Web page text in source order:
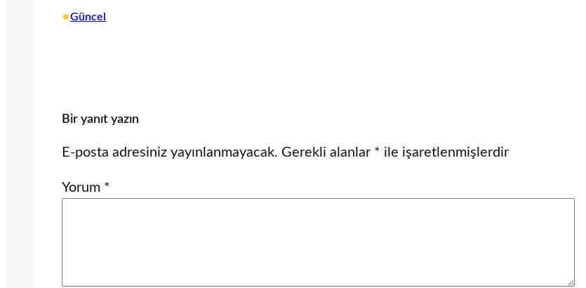
•Güncel
Bir yanıt yazın
E-posta adresiniz yayınlanmayacak. Gerekli alanlar * ile işaretlenmişlerdir
Yorum *